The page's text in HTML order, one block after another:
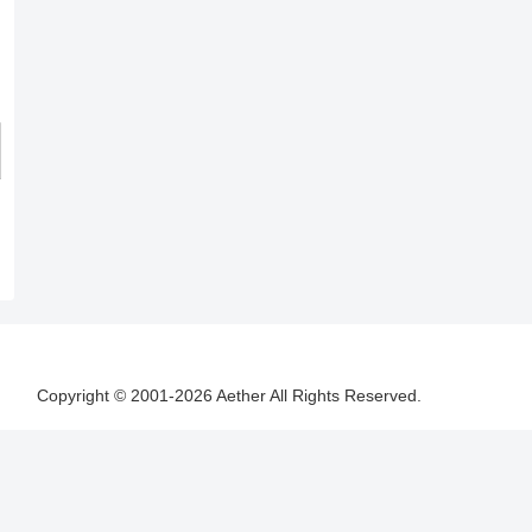
Copyright © 2001-2026 Aether All Rights Reserved.